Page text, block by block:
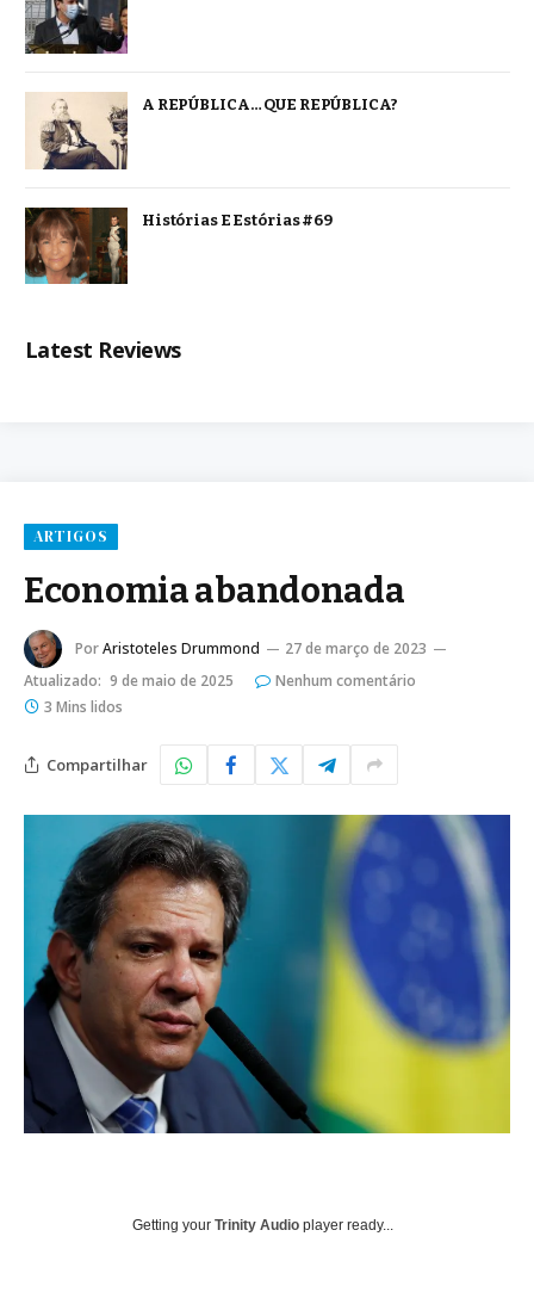
A REPÚBLICA… QUE REPÚBLICA?
Histórias E Estórias #69
Latest Reviews
ARTIGOS
Economia abandonada
PorAristoteles Drummond
27 de março de 2023
Atualizado: 9 de maio de 2025
Nenhum comentário
3 Mins lidos
Compartilhar
Getting your Trinity Audio player ready...